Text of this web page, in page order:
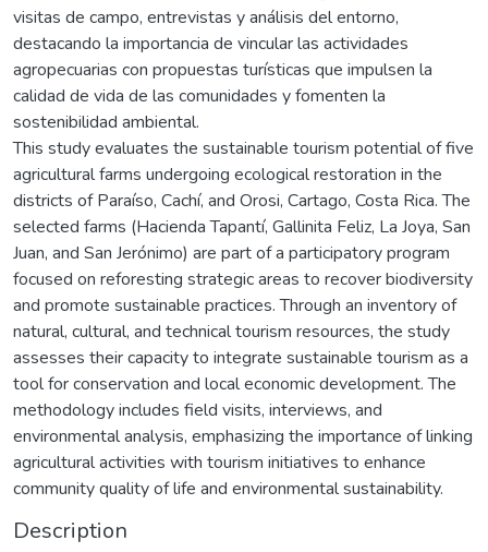
visitas de campo, entrevistas y análisis del entorno,
destacando la importancia de vincular las actividades
agropecuarias con propuestas turísticas que impulsen la
calidad de vida de las comunidades y fomenten la
sostenibilidad ambiental.
This study evaluates the sustainable tourism potential of five
agricultural farms undergoing ecological restoration in the
districts of Paraíso, Cachí, and Orosi, Cartago, Costa Rica. The
selected farms (Hacienda Tapantí, Gallinita Feliz, La Joya, San
Juan, and San Jerónimo) are part of a participatory program
focused on reforesting strategic areas to recover biodiversity
and promote sustainable practices. Through an inventory of
natural, cultural, and technical tourism resources, the study
assesses their capacity to integrate sustainable tourism as a
tool for conservation and local economic development. The
methodology includes field visits, interviews, and
environmental analysis, emphasizing the importance of linking
agricultural activities with tourism initiatives to enhance
community quality of life and environmental sustainability.
Description